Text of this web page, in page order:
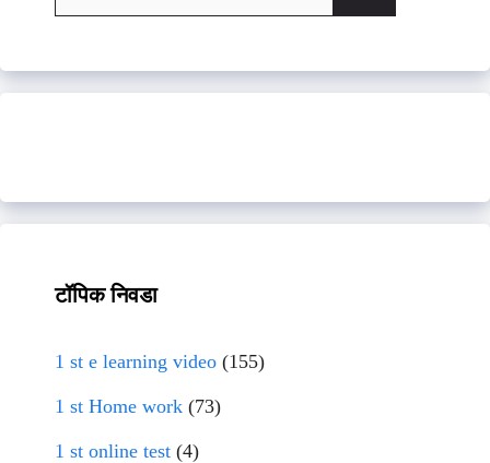
for:
टॉपिक निवडा
1 st e learning video (155)
1 st Home work (73)
1 st online test (4)